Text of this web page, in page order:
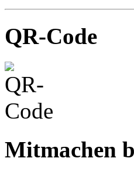
QR-Code
Mitmachen